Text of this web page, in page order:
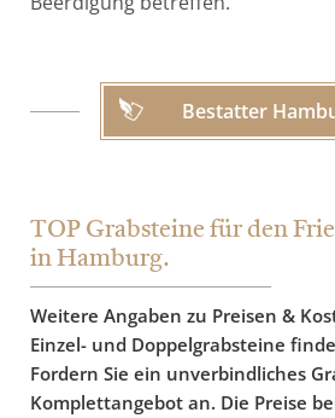
Bestatter
TOP Grabsteine für den
in Hamburg.
Weitere Angaben zu Preisen &
Einzel- und Doppelgrabsteine
Fordern Sie ein unverbindliches
Komplettangebot an. Die Preise